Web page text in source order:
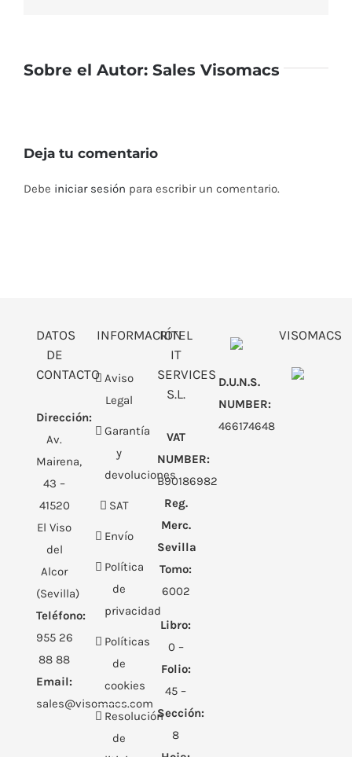
Sobre el Autor: Sales Visomacs
Deja tu comentario
Debe iniciar sesión para escribir un comentario.
DATOS
DE
CONTACTO
Dirección:
Av.
Mairena,
43 –
41520
El Viso
del
Alcor
(Sevilla)
Teléfono:
955 26
88 88
Email:
sales@visomacs.com
INFORMACIÓN
Aviso
Legal
Garantía
y
devoluciones
SAT
Envío
Política
de
privacidad
Políticas
de
cookies
Resolución
de
RITEL
IT
SERVICES
S.L.
VAT
NUMBER:
B90186982
Reg.
Merc.
Sevilla
Tomo:
6002
Libro:
0 –
Folio:
45 –
Sección:
8
D.U.N.S.
NUMBER:
466174648
VISOMACS